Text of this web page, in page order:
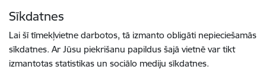
Sīkdatnes
Lai šī tīmekļvietne darbotos, tā izmanto obligāti nepieciešamās
sīkdatnes. Ar Jūsu piekrišanu papildus šajā vietnē var tikt
izmantotas statistikas un sociālo mediju sīkdatnes.